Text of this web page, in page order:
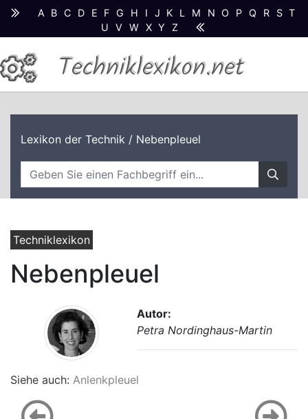
A B C D E F G H I J K L M N O P Q R S T
U
V W X Y Z
Techniklexikon.net
Lexikon der Technik / Nebenpleuel
Techniklexikon
Nebenpleuel
Autor:
Petra Nordinghaus-Martin
Siehe auch: Anlenkpleuel